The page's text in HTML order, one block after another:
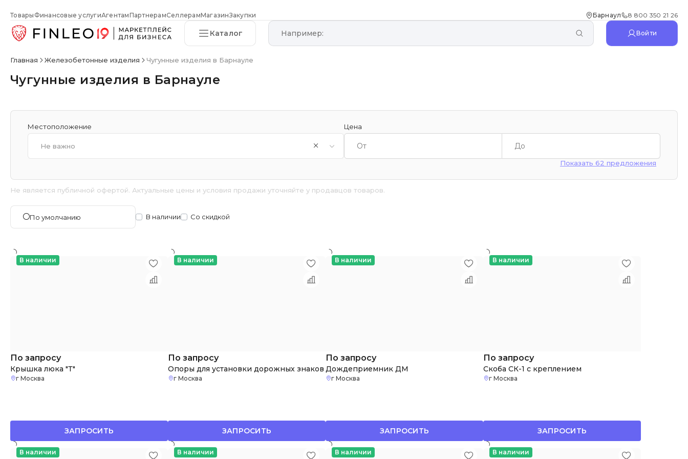
Товары Финансовые услугиАгентамПартнерамСеллерамМагазинЗакупки Барнаул 8 800 350 21 26
Каталог Войти
Главная Железобетонные изделия Чугунные изделия в Барнауле
Чугунные изделия в Барнауле
Местоположение
Не важно
Цена
Показать 62 предложения
Не является публичной офертой. Актуальные цены и условия продажи уточняйте у продавцов товаров.
По умолчанию В наличии Со скидкой
В наличии
По запросу
Крышка люка "Т"
г Москва
ЗАПРОСИТЬ
В наличии
По запросу
Опоры для установки дорожных знаков
г Москва
ЗАПРОСИТЬ
В наличии
По запросу
Дождеприемник ДМ
г Москва
ЗАПРОСИТЬ
В наличии
По запросу
Скоба СК-1 с креплением
г Москва
ЗАПРОСИТЬ
В наличии В наличии В наличии В наличии